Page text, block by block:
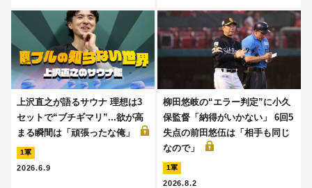
上沢直之が語るサウナ 理想は3
セットで“ブチギマリ”...欲が高
まる瞬間は「頑張ったな俺」
1軍
2026.6.9
柳田悠岐の“エラー判定”に小久
保監督「納得がいかない」 6回5
失点の前田悠伍は「相手も同じ
なので」
1軍
2026.8.2